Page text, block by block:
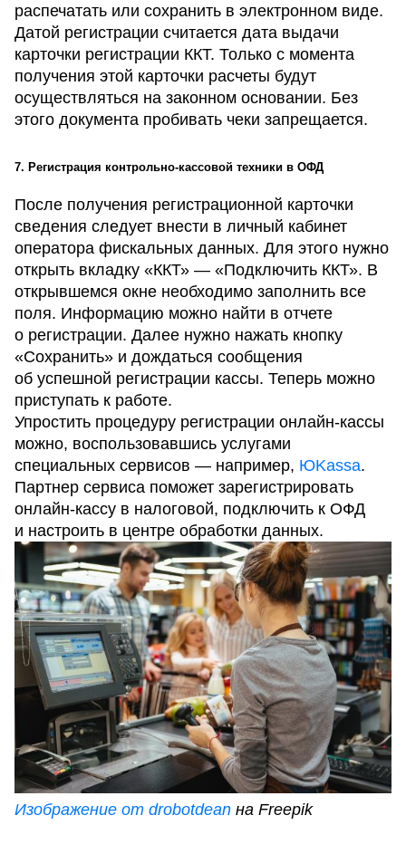
распечатать или сохранить в электронном виде.
Датой регистрации считается дата выдачи
карточки регистрации ККТ. Только с момента
получения этой карточки расчеты будут
осуществляться на законном основании. Без
этого документа пробивать чеки запрещается.
7. Регистрация контрольно-кассовой техники в ОФД
После получения регистрационной карточки
сведения следует внести в личный кабинет
оператора фискальных данных. Для этого нужно
открыть вкладку «ККТ» — «Подключить ККТ». В
открывшемся окне необходимо заполнить все
поля. Информацию можно найти в отчете
о регистрации. Далее нужно нажать кнопку
«Сохранить» и дождаться сообщения
об успешной регистрации кассы. Теперь можно
приступать к работе.
Упростить процедуру регистрации онлайн-кассы
можно, воспользовавшись услугами
специальных сервисов — например, ЮKassa.
Партнер сервиса поможет зарегистрировать
онлайн-кассу в налоговой, подключить к ОФД
и настроить в центре обработки данных.
Изображение от drobotdean на Freepik